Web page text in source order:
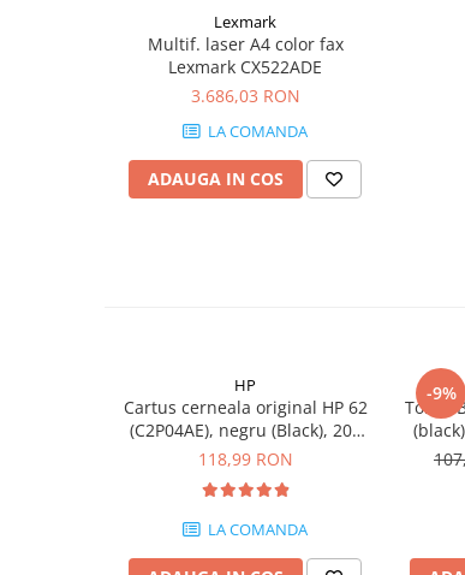
Hard disk-uri interne
Lexmark
Multif. laser A4 color fax
Lexmark CX522ADE
3.686,03 RON
LA COMANDA
ADAUGA IN COS
HP
Cartus cerneala original HP 62
(C2P04AE), negru (Black), 200
pagini
118,99 RON
LA COMANDA
-9%
Toner